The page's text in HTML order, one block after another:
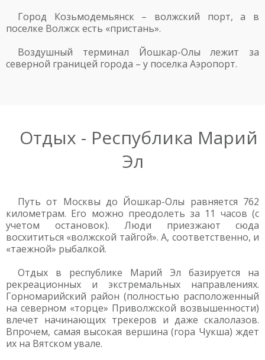
Город Козьмодемьянск – волжский порт, а в
поселке Волжск есть «пристань».
Воздушный терминал Йошкар-Олы лежит за
северной границей города – у поселка Аэропорт.
Отдых - Республика Марий
Эл
Путь от Москвы до Йошкар-Олы равняется 762
километрам. Его можно преодолеть за 11 часов (с
учетом остановок). Люди приезжают сюда
восхититься «волжской тайгой». А, соответственно, и
«таежной» рыбалкой.
Отдых в республике Марий Эл базируется на
рекреационных и экстремальных направлениях.
Горномарийский район (полностью расположенный
на северном «торце» Приволжской возвышенности)
влечет начинающих трекеров и даже скалолазов.
Впрочем, самая высокая вершина (гора Чукша) ждет
их на Вятском увале.